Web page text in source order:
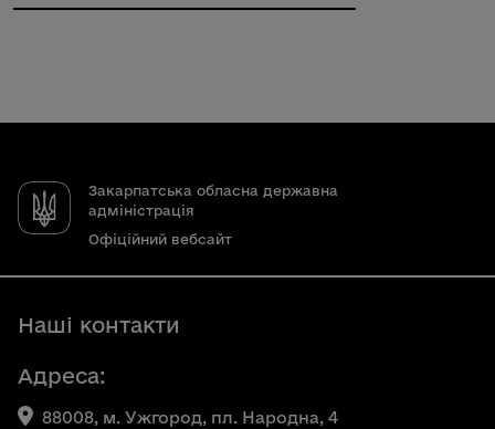
Закарпатська обласна державна
адміністрація
Офіційний вебсайт
Наші контакти
Адреса:
88008, м. Ужгород, пл. Народна, 4